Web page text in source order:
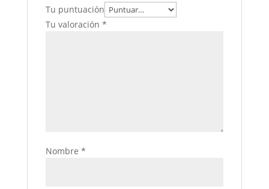
Tu puntuación
Tu valoración *
Nombre *